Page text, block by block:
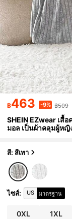
฿463 -9% ฿509
SHEIN EZwear เสื้
มอล เป็นผ้าคลุมผู้หญิ
สี: สีเทา
ไซส์: US มาตรฐาน
0XL 1XL